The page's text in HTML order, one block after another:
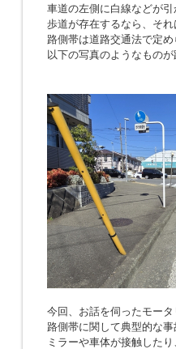
車道の左側に白線などが
歩道が存在するなら、それ
路側帯は道路交通法で定
以下の写真のようなものが
今回、お話を伺ったモー
路側帯に関して典型的な
ミラーや車体が接触した